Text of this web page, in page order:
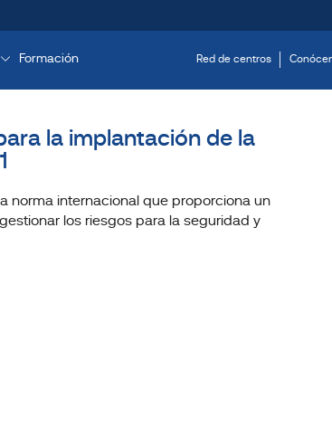
Formación Red de centros
la implantación de la
norma internacional que proporciona un
los riesgos para la seguridad y